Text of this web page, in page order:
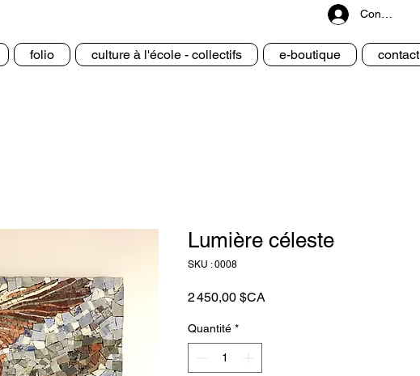
Connexion
folio culture à l'école - collectifs e-boutique contact
Lumière céleste
SKU : 0008
2 450,00 $CA
Quantité *